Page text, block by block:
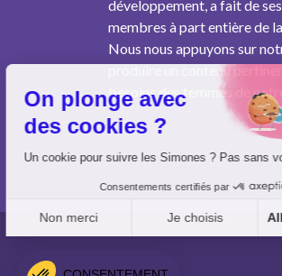
développement, a fait de
membres à part entière de
Nous nous appuyons sur
produire un contenu
besoins des femmes de
On plonge avec
des cookies ?
Un cookie pour suivre les Simones ? Pas sans
Consentements certifiés par
Non merci Je choisis
Plateforme de Gestion du